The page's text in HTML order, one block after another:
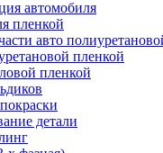
автомобиля
пленкой
авто
пленкой
пленкой
детали